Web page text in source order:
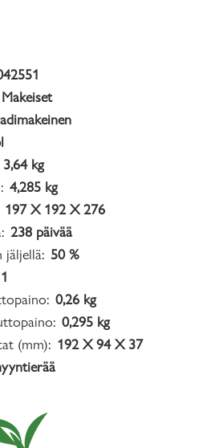
3,64 kg
4,285 kg
197 X 192 X 276
238 päivää
jäljellä: 50 %
0,26 kg
0,295 kg
(mm): 192 X 94 X 37